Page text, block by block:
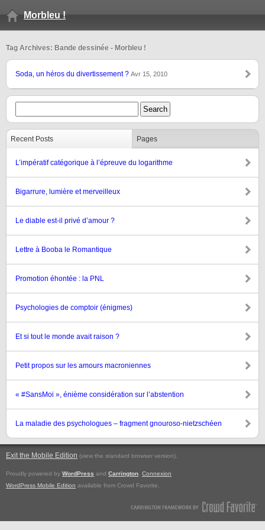
Morbleu !
Tag Archives: Bande dessinée - Morbleu !
Soda, un héros du divertissement ? Avr 15, 2010
Recent Posts Pages
L’impératif catégorique à l’épreuve du logarithme
Bigarrure, lumière et merveilleux
Le diable est-il privé d’amour ?
Lettre à Booba le Romantique
Promotion éhontée : la PNL
Psychologies de comptoir (énigmes)
Et si tout le monde avait raison ?
Petit propos sur les amours macroniennes
« #SansMoi », énième considération sur l’abstention
La maladie des psychologues – fragment gnouroso-nietzschéen
Exit the Mobile Edition (view the standard browser version).
Proudly powered by WordPress and Carrington Connexion
WordPress Mobile Edition available from Crowd Favorite.